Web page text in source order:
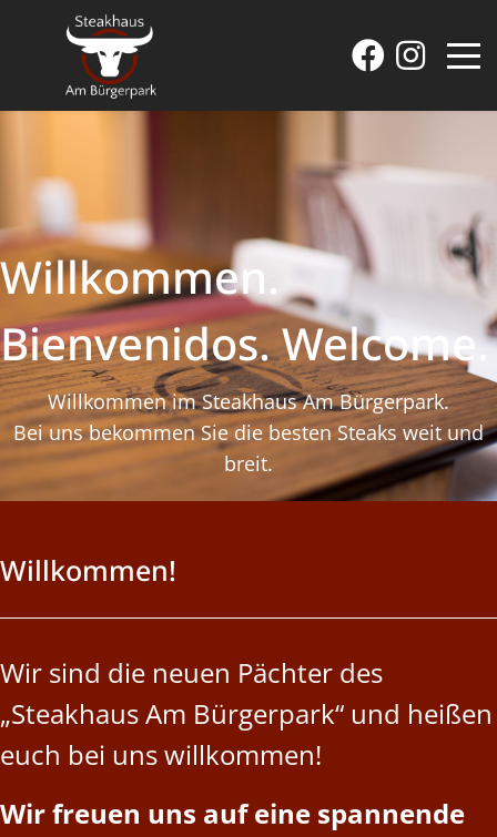
Willkommen.
Bienvenidos. Welcome.
Willkommen im Steakhaus Am Bürgerpark.
Bei uns bekommen Sie die besten Steaks weit und
breit.
Willkommen!
Wir sind die neuen Pächter des
„Steakhaus Am Bürgerpark“ und heißen
euch bei uns willkommen!
Wir freuen uns auf eine spannende